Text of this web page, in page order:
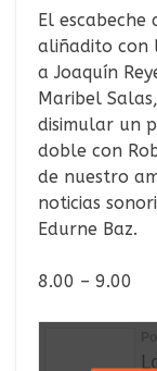
El escabeche
aliñadito con
a Joaquín
Maribel
disimular un
doble con
de nuestro
noticias
Edurne Baz.
8.00 – 9.00